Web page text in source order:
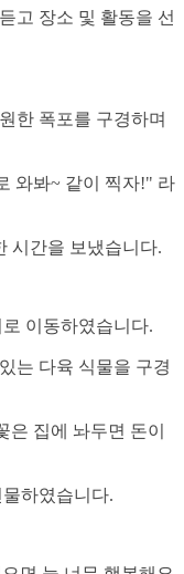
고 장소 및 활동을 선
한 폭포를 구경하며
와봐~ 같이 찍자!" 라
시간을 보냈습니다.
이동하였습니다.
는 다육 식물을 구경
집에 놔두면 돈이
하였습니다.